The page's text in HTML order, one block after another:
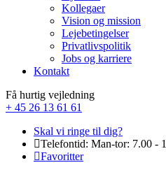
Kollegaer
Vision og mission
Lejebetingelser
Privatlivspolitik
Jobs og karriere
Kontakt
Få hurtig vejledning
+ 45 26 13 61 61
Skal vi ringe til dig?
Telefontid: Man-tor: 7.00 -
Favoritter